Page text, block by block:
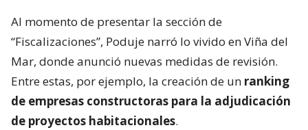
Al momento de presentar la sección de
“Fiscalizaciones”, Poduje narró lo vivido en Viña del
Mar, donde anunció nuevas medidas de revisión.
Entre estas, por ejemplo, la creación de un ranking
de empresas constructoras para la adjudicación
de proyectos habitacionales.